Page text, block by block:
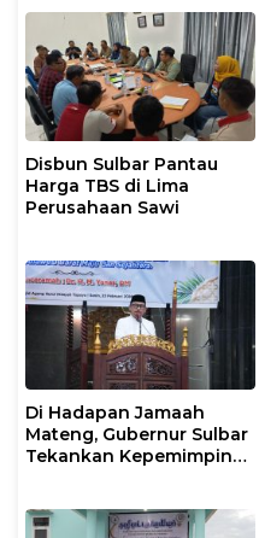
Disbun Sulbar Pantau
Harga TBS di Lima
Perusahaan Sawi
Di Hadapan Jamaah
Mateng, Gubernur Sulbar
Tekankan Kepemimpinan